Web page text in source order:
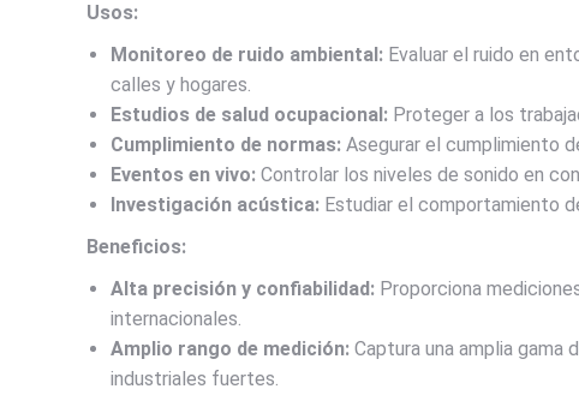
Usos:
Monitoreo de ruido ambiental: Evaluar el ruido en
calles y hogares.
Estudios de salud ocupacional: Proteger a los
Cumplimiento de normas: Asegurar el cumplimiento
Eventos en vivo: Controlar los niveles de sonido en
Investigación acústica: Estudiar el comportamiento
Beneficios:
Alta precisión y confiabilidad: Proporciona
internacionales.
Amplio rango de medición: Captura una amplia gama
industriales fuertes.